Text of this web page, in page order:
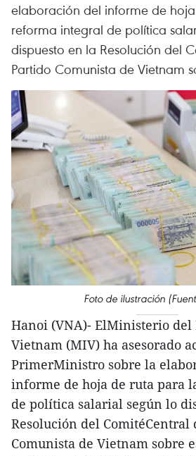
elaboración del informe de
reforma integral de política
dispuesto en la Resolución del
Partido Comunista de Vietnam
Foto de ilustración
Hanoi (VNA)- ElMinisterio
Vietnam (MIV) ha asesorado
PrimerMinistro sobre la
informe de hoja de ruta para
de política salarial según lo
Resolución del ComitéCentral
Comunista de Vietnam sobre